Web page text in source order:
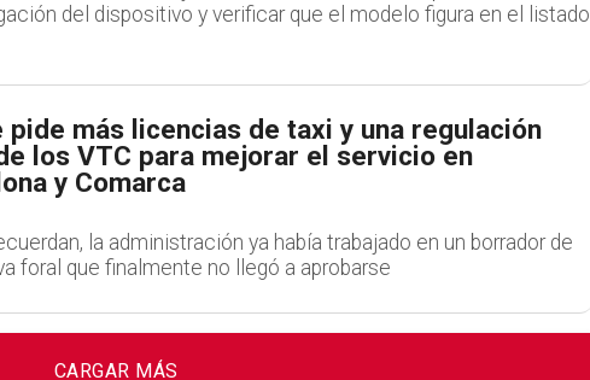
del dispositivo y verificar que el modelo figura en el listado
pide más licencias de taxi y una regulación
los VTC para mejorar el servicio en
y Comarca
la administración ya había trabajado en un borrador de
foral que finalmente no llegó a aprobarse
CARGAR MÁS